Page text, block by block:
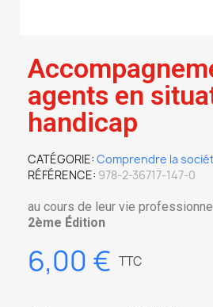
agents en
handicap
CATÉGORIE Comprendre la
RÉFÉRENCE 978-2-36717-147-0
au cours de leur vie
2ème Édition
6,00 € TTC